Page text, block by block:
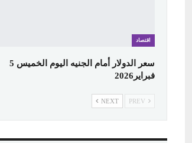
اقتصاد
سعر الدولار أمام الجنيه اليوم الخميس 5
فبراير2026
NEXT